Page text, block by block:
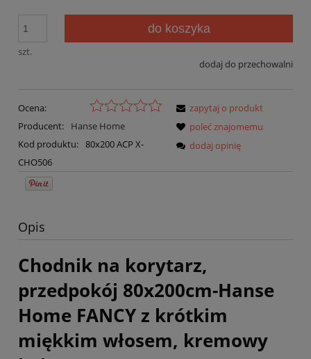
szt.
do koszyka
dodaj do przechowalni
Ocena:
Producent:
Hanse Home
Kod produktu: 80x200 ACP X-
CHO506
zapytaj o produkt
poleć znajomemu
dodaj opinię
Opis
Chodnik na korytarz,
przedpokój 80x200cm-Hanse
Home FANCY z krótkim
miękkim włosem, kremowy